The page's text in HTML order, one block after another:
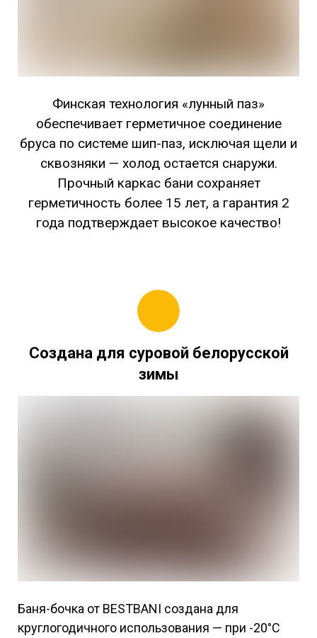
Финская технология «лунный паз»
обеспечивает герметичное соединение
бруса по системе шип-паз, исключая щели и
сквозняки — холод остается снаружи.
Прочный каркас бани сохраняет
герметичность более 15 лет, а гарантия 2
года подтверждает высокое качество!
Создана для суровой белорусской
зимы
Баня-бочка от BESTBANI создана для
круглогодичного использования — при -20°C